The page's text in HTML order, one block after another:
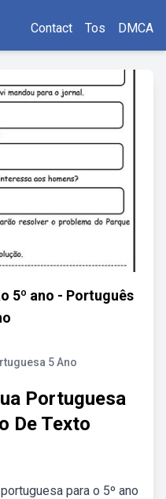
Contact Tos DMCA
5º ano - Português
5 Ano
Portuguesa
De Texto
para o 5º ano